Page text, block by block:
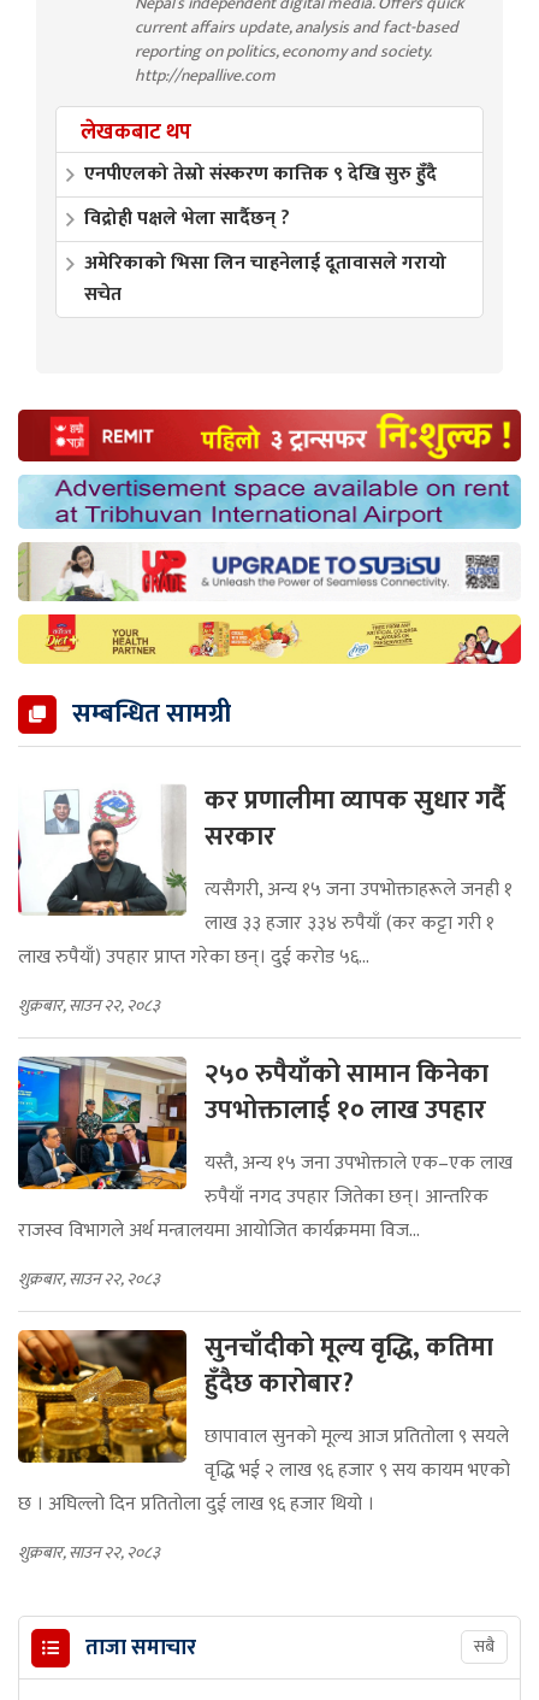
current affairs update, analysis and fact-based
reporting on politics, economy and society.
http://nepallive.com
लेखकबाट थप
एनपीएलको तेस्रो संस्करण कात्तिक ९ देखि सुरु हुँदै
विद्रोही पक्षले भेला सार्दैछन् ?
अमेरिकाको भिसा लिन चाहनेलाई दूतावासले गरायो
सचेत
सम्बन्धित सामग्री
कर प्रणालीमा व्यापक सुधार गर्दै
सरकार
त्यसैगरी, अन्य १५ जना उपभोक्ताहरूले जनही १
लाख ३३ हजार ३३४ रुपैयाँ (कर कट्टा गरी १
लाख रुपैयाँ) उपहार प्राप्त गरेका छन्। दुई करोड ५६...
शुक्रबार, साउन २२, २०८३
२५० रुपैयाँको सामान किनेका
उपभोक्तालाई १० लाख उपहार
यस्तै, अन्य १५ जना उपभोक्ताले एक–एक लाख
रुपैयाँ नगद उपहार जितेका छन्। आन्तरिक
राजस्व विभागले अर्थ मन्त्रालयमा आयोजित कार्यक्रममा विज...
शुक्रबार, साउन २२, २०८३
सुनचाँदीको मूल्य वृद्धि, कतिमा
हुँदैछ कारोबार?
छापावाल सुनको मूल्य आज प्रतितोला ९ सयले
वृद्धि भई २ लाख ९६ हजार ९ सय कायम भएको
छ । अघिल्लो दिन प्रतितोला दुई लाख ९६ हजार थियो ।
शुक्रबार, साउन २२, २०८३
ताजा समाचार सबै